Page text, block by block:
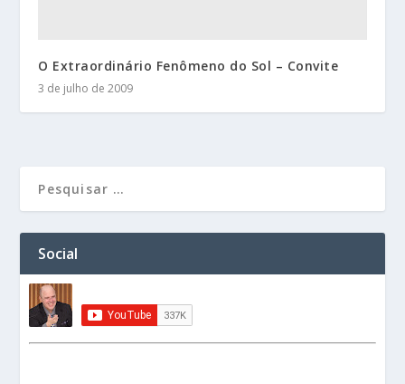
O Extraordinário Fenômeno do Sol – Convite
3 de julho de 2009
Social